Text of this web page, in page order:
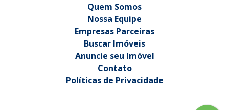
Quem Somos
Nossa Equipe
Empresas Parceiras
Buscar Imóveis
Anuncie seu Imóvel
Contato
Políticas de Privacidade